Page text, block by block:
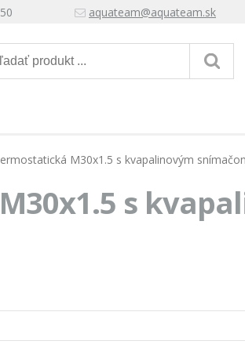
aquateam@aquateam.sk
M30x1.5 s kvapalinovým
s